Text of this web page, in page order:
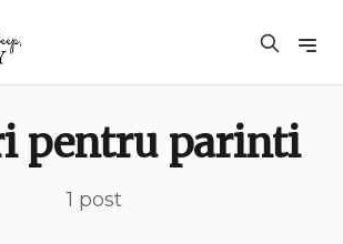
pentru parinti
1 post